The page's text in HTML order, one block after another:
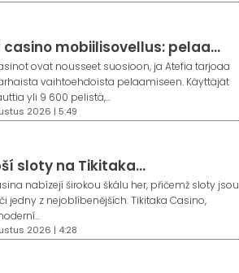
mobiilisovellus: pelaa...
ovat nousseet suosioon, ja Atefia tarjoaa
vaihtoehdoista pelaamiseen. Käyttäjät
yli 9 600 pelistä,...
2026 | 5:49
sloty na Tikitaka...
nabízejí širokou škálu her, přičemž sloty jsou
jedny z nejoblíbenějších. Tikitaka Casino,
2026 | 4:28